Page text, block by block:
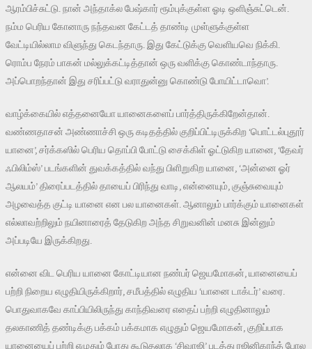
ஆரம்பிச்சுட்டு. நான் அந்தாக்ல பேஷ்கார் ரூம்புக்குள்ள ஓடி ஒளிஞ்சுட்டென்.
நம்ம பெரிய கோனாரு நந்தவன கேட்டத் தாண்டி முள்ளுக்குள்ள
வேட்டியில்லாம விளுந்து கெடந்தாரு. இது கேட்டுக்கு வெளியவெ நிக்கி.
ரொம்ப நேரம் பாகன் மல்லுக்கட்டித்தான் ஒரு வளிக்கு கொண்டாந்தாரு.
அப்பொறந்தான் இது சரிப்பட்டு வராதுன்னு கொண்டு போயிட்டாவொ’.
வாழ்க்கையில் எத்தனையோ யானைகளைப் பார்த்திருக்கிறேன்தான்.
வண்ணதாசன் அண்ணாச்சி ஒரு கடிதத்தில் குறிப்பிட்டிருக்கிற ‘பொட்டல்புதூர்
யானை’, சர்க்கஸில் பெரிய தொப்பி போட்டு சைக்கிள் ஓட்டுகிற யானை, ‘தேவர்
ஃபிலிம்ஸ்’ படங்களின் துவக்கத்தில் வந்து பிளிறுகிற யானை, ‘அன்னை ஓர்
ஆலயம்’ திரைப்படத்தில் தாயைப் பிரிந்து வாடி, என்னையும், குஞ்சுவையும்
அழவைத்த குட்டி யானை என பல யானைகள். ஆனாலும் பார்க்கும் யானைகள்
எல்லாவற்றிலும் நயினாரைத் தேடுகிற அந்த சிறுவனின் மனசு இன்னும்
அப்படியே இருக்கிறது.
என்னை விட பெரிய யானை கோட்டியான நண்பர் ஜெயமோகன், யானையைப்
பற்றி நிறைய எழுதியிருக்கிறார், சமீபத்தில் எழுதிய ‘யானை டாக்டர்’ வரை.
பொதுவாகவே காப்பியிலிருந்து காந்திவரை எதைப் பற்றி எழுதினாலும்
தலகாணித் தண்டிக்கு பக்கம் பக்கமாக எழுதும் ஜெயமோகன், குறிப்பாக
யானையைப் பற்றி எழுதும் போது கூடுதலாக ‘சிவாஜி’ படத்து ரஜினிகாந்த் போல